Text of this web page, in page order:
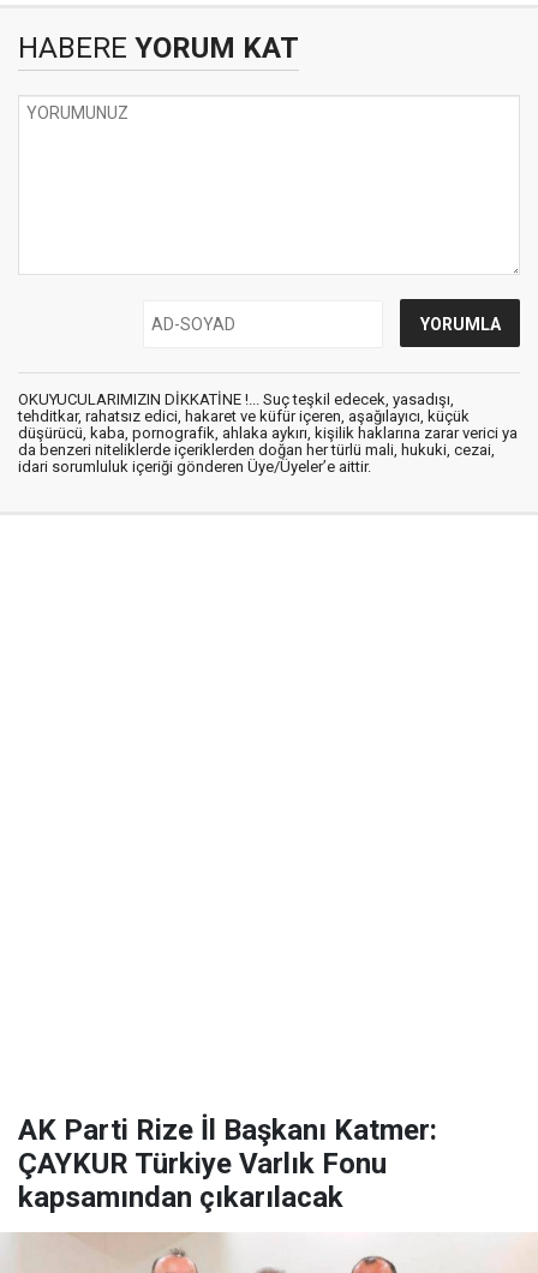
HABERE YORUM KAT
OKUYUCULARIMIZIN DİKKATİNE !... Suç teşkil edecek, yasadışı,
tehditkar, rahatsız edici, hakaret ve küfür içeren, aşağılayıcı, küçük
düşürücü, kaba, pornografik, ahlaka aykırı, kişilik haklarına zarar verici ya
da benzeri niteliklerde içeriklerden doğan her türlü mali, hukuki, cezai,
idari sorumluluk içeriği gönderen Üye/Üyeler’e aittir.
AK Parti Rize İl Başkanı Katmer:
ÇAYKUR Türkiye Varlık Fonu
kapsamından çıkarılacak